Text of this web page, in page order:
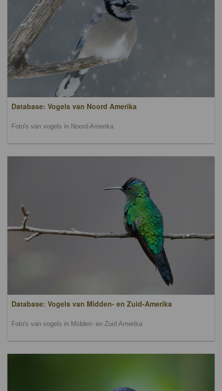
Database: Vogels van Noord Amerika
Foto's van vogels in Noord-Amerika
Database: Vogels van Midden- en Zuid-Amerika
Foto's van vogels in Midden- en Zuid Amerika